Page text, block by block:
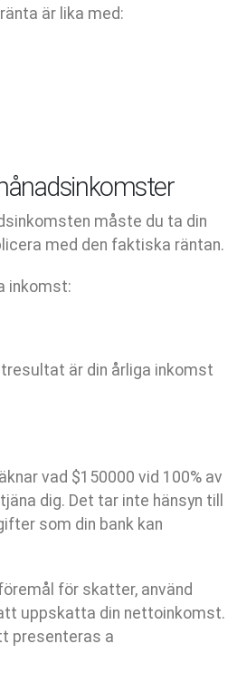
är lika med:
måste du ta din
med den faktiska räntan.
inkomst:
är din årliga inkomst
vad $150000 vid 100% av
dig. Det tar inte hänsyn till
som din bank kan
för skatter, använd
uppskatta din nettoinkomst.
presenteras a